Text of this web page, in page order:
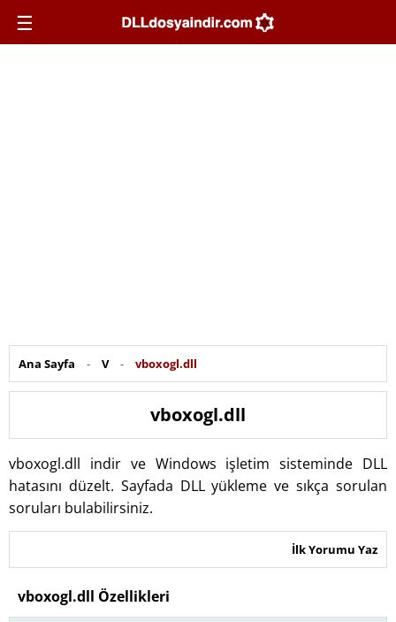
☰
Ana Sayfa - V - vboxogl.dll
vboxogl.dll
vboxogl.dll indir ve Windows işletim sisteminde DLL
hatasını düzelt. Sayfada DLL yükleme ve sıkça sorulan
soruları bulabilirsiniz.
İlk Yorumu Yaz
vboxogl.dll Özellikleri